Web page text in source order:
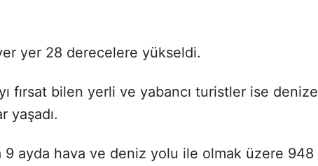
yer 28 derecelere yükseldi.
fırsat bilen yerli ve yabancı turistler ise denize
yaşadı.
9 ayda hava ve deniz yolu ile olmak üzere 948